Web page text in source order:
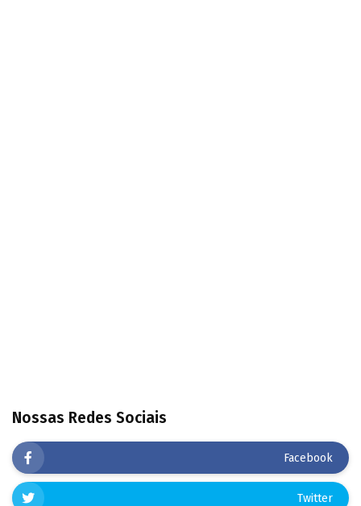
Nossas Redes Sociais
Facebook
Twitter